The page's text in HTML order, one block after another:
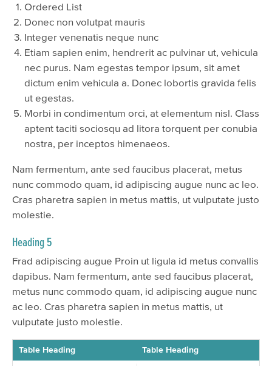
Ordered List
Donec non volutpat mauris
Integer venenatis neque nunc
Etiam sapien enim, hendrerit ac pulvinar ut, vehicula
nec purus. Nam egestas tempor ipsum, sit amet
dictum enim vehicula a. Donec lobortis gravida felis
ut egestas.
Morbi in condimentum orci, at elementum nisl. Class
aptent taciti sociosqu ad litora torquent per conubia
nostra, per inceptos himenaeos.
Nam fermentum, ante sed faucibus placerat, metus
nunc commodo quam, id adipiscing augue nunc ac leo.
Cras pharetra sapien in metus mattis, ut vulputate justo
molestie.
Heading 5
Frad adipiscing augue Proin ut ligula id metus convallis
dapibus. Nam fermentum, ante sed faucibus placerat,
metus nunc commodo quam, id adipiscing augue nunc
ac leo. Cras pharetra sapien in metus mattis, ut
vulputate justo molestie.
Table Heading Table Heading